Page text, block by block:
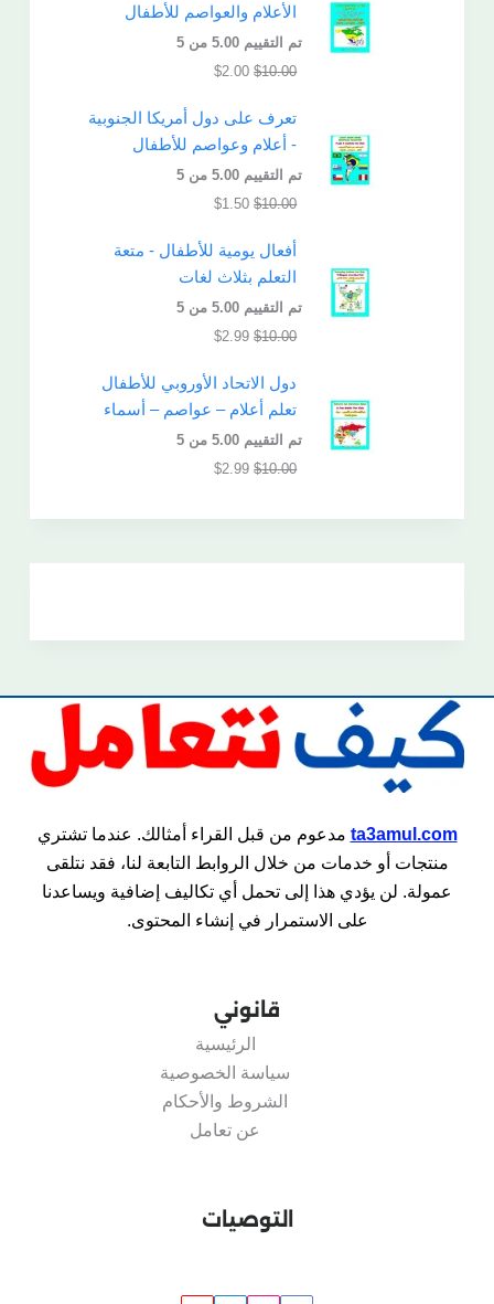
الأعلام والعواصم للأطفال
تم التقييم 5.00من 5
$10.00
$2.00
تعرف على دول أمريكا الجنوبية
- أعلام وعواصم للأطفال
تم التقييم 5.00من 5
$10.00
$1.50
أفعال يومية للأطفال - متعة
التعلم بثلاث لغات
تم التقييم 5.00من 5
$10.00
$2.99
دول الاتحاد الأوروبي للأطفال
تعلم أعلام – عواصم – أسماء
تم التقييم 5.00من 5
$10.00
$2.99
ta3amul.com مدعوم من قبل القراء أمثالك. عندما تشتري
منتجات أو خدمات من خلال الروابط التابعة لنا، فقد نتلقى
عمولة. لن يؤدي هذا إلى تحمل أي تكاليف إضافية ويساعدنا
على الاستمرار في إنشاء المحتوى.
قانوني
الرئيسية
سياسة الخصوصية
الشروط والأحكام
عن تعامل
التوصيات